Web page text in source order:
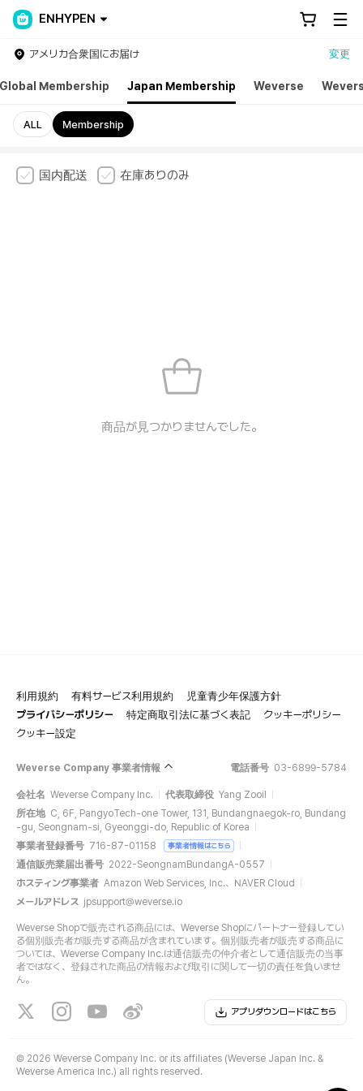
ENHYPEN
アメリカ合衆国にお届け 変更
Global Membership Japan Membership Weverse
ALL Membership
国内配送 在庫ありのみ
商品が見つかりませんでした。
利用規約 有料サービス利用規約
児童青少年保護方針
プライバシーポリシー
特定商取引法に基づく表記
クッキーポリシー
クッキー設定
Weverse Company 事業者情報 電話番号 03-6899-5784
会社名 Weverse Company Inc. 代表取締役 Yang Zooil
所在地 C, 6F, PangyoTech-one Tower, 131, Bundangnaegok-ro, Bundang
-gu, Seongnam-si, Gyeonggi-do, Republic of Korea
事業者登録番号 716-87-01158 事業者情報はこちら
通信販売業届出番号 2022-SeongnamBundangA-0557
ホスティング事業者 Amazon Web Services, Inc.、NAVER Cloud
メールアドレス jpsupport@weverse.io
Weverse Shopで販売される商品には、Weverse Shopにパートナー登録してい
る個別販売者が販売する商品が含まれています。個別販売者が販売する商品に
ついては、Weverse Company Inc.は通信販売の仲介者として通信販売の当事
者ではなく、登録された商品の情報および取引に関して一切の責任を負いませ
ん。
アプリダウンロードはこちら
© 2026 Weverse Company Inc. or its affiliates (Weverse Japan Inc. &
Weverse America Inc.) all rights reserved.